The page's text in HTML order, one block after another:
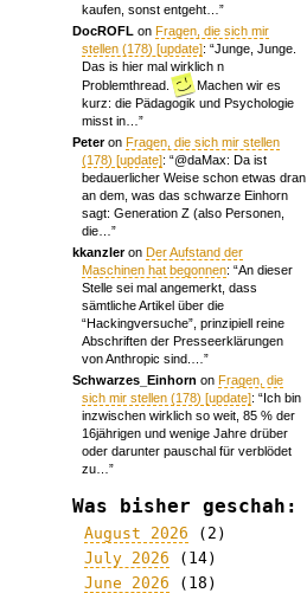
kaufen, sonst entgeht… ”
DocROFL onFragen, die sich mir
stellen (178) [update]: “Junge, Junge.
Das is hier mal wirklich n
Problemthread.
Machen wir es
kurz: die Pädagogik und Psychologie
misst in… ”
PeteronFragen, die sich mir stellen
(178) [update]: “@daMax: Da ist
bedauerlicher Weise schon etwas dran
an dem, was das schwarze Einhorn
sagt: Generation Z (also Personen,
die… ”
kkanzleronDer Aufstand der
Maschinen hat begonnen: “An dieser
Stelle sei mal angemerkt, dass
sämtliche Artikel über die
“Hackingversuche”, prinzipiell reine
Abschriften der Presseerklärungen
von Anthropic sind.… ”
Schwarzes_Einhorn onFragen, die
sich mir stellen (178) [update]: “Ich bin
inzwischen wirklich so weit, 85 % der
16jährigen und wenige Jahre drüber
oder darunter pauschal für verblödet
zu… ”
Was bisher geschah:
August 2026 (2)
July 2026 (14)
June 2026 (18)